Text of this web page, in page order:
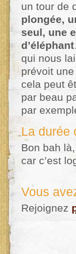
un tour de
plongée,
seul, une
d’éléphant
qui nous
prévoit
cela peut
par beau
par
La durée
Bon bah
car c’est
Vous
Rejoignez